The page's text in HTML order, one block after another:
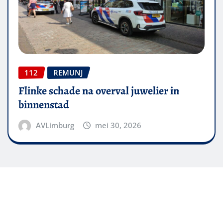
112 REMUNJ
Flinke schade na overval juwelier in
binnenstad
AVLimburg mei 30, 2026